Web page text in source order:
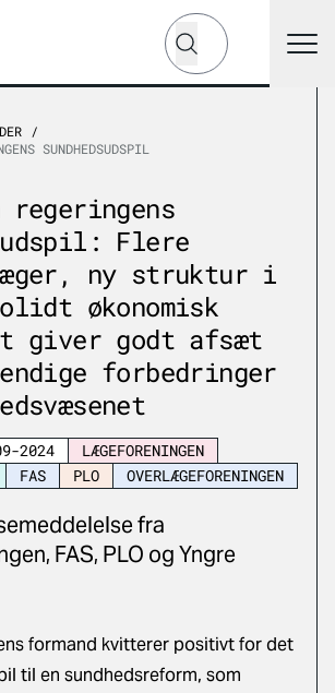
Hvad leder du efter?
Søg
SUNDHEDSUDSPIL
regeringens
Flere
ny struktur i
økonomisk
giver godt afsæt
forbedringer
2024
LÆGEFORENINGEN
FAS PLO OVERLÆGEFORENINGEN
fra
FAS, PLO og Yngre
formand kvitterer positivt for det
til en sundhedsreform, som